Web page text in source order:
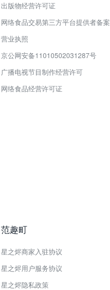
出版物经营许可证
网络食品交易第三方平台提供者备案
营业执照
京公网安备11010502031287号
广播电视节目制作经营许可
网络食品经营许可证
范趣町
星之烬商家入驻协议
星之烬用户服务协议
星之烬隐私政策